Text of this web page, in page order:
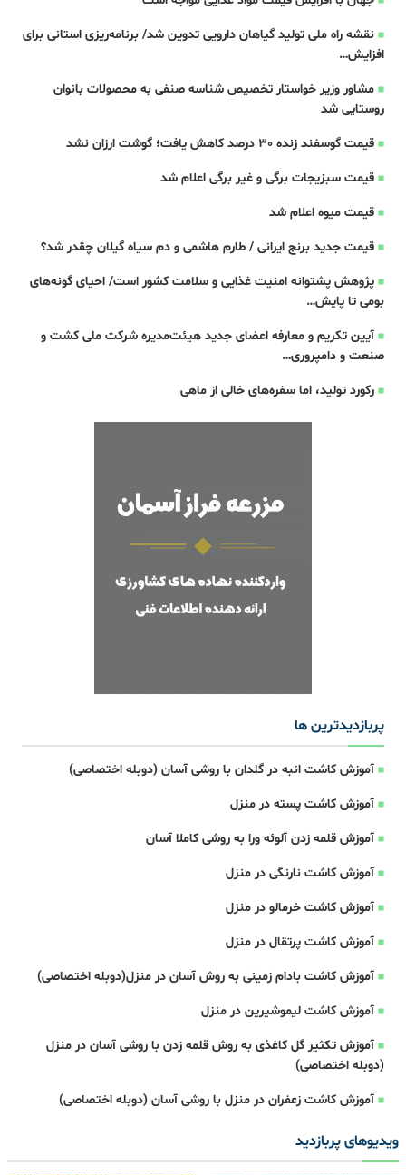
نقشه راه ملی تولید گیاهان دارویی تدوین شد/ برنامه‌ریزی استانی برای
افزایش…
مشاور وزیر خواستار تخصیص شناسه صنفی به محصولات بانوان
روستایی شد
قیمت گوسفند زنده 30 درصد کاهش یافت؛ گوشت ارزان نشد
قیمت سبزیجات برگی و غیر برگی اعلام شد
قیمت میوه اعلام شد
قیمت جدید برنج ایرانی / طارم هاشمی و دم سیاه گیلان چقدر شد؟
پژوهش پشتوانه امنیت غذایی و سلامت کشور است/ احیای گونه‌های
بومی تا پایش…
آیین تکریم و معارفه اعضای جدید هیئت‌مدیره شرکت ملی کشت و
صنعت و دامپروری…
رکورد تولید، اما سفره‌های خالی از ماهی
پربازدیدترین ها
آموزش کاشت انبه در گلدان با روشی آسان (دوبله اختصاصی)
آموزش کاشت پسته در منزل
آموزش قلمه زدن آلوئه ورا به روشی کاملا آسان
آموزش کاشت نارنگی در منزل
آموزش کاشت خرمالو در منزل
آموزش کاشت پرتقال در منزل
آموزش کاشت بادام زمینی به روش آسان در منزل(دوبله اختصاصی)
آموزش کاشت لیموشیرین در منزل
آموزش تکثیر گل کاغذی به روش قلمه زدن با روشی آسان در منزل
(دوبله اختصاصی)
آموزش کاشت زعفران در منزل با روشی آسان (دوبله اختصاصی)
ویدیوهای پربازدید